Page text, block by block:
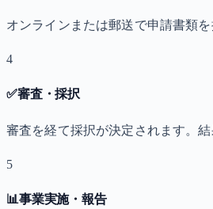
オンラインまたは郵送で申請書類を
4
✅審査・採択
審査を経て採択が決定されます。結
5
📊事業実施・報告